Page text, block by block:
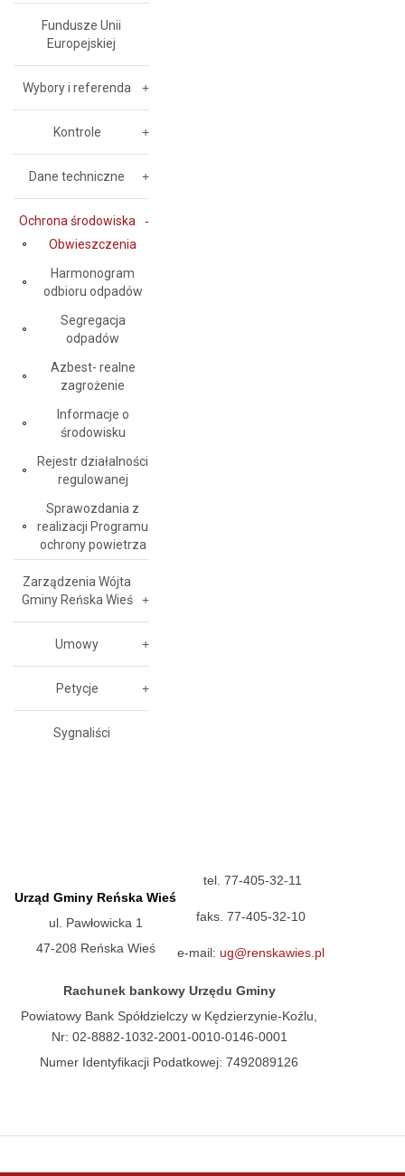
Fundusze Unii
Europejskiej
Wybory i referenda
Kontrole
Dane techniczne
Ochrona środowiska
Obwieszczenia
Harmonogram
odbioru odpadów
Segregacja
odpadów
Azbest- realne
zagrożenie
Informacje o
środowisku
Rejestr działalności
regulowanej
Sprawozdania z
realizacji Programu
ochrony powietrza
Zarządzenia Wójta
Gminy Reńska Wieś
Umowy
Petycje
Sygnaliści
Urząd Gminy Reńska Wieś
ul. Pawłowicka 1
47-208 Reńska Wieś
tel. 77-405-32-11
faks. 77-405-32-10
e-mail: ug@renskawies.pl
Rachunek bankowy Urzędu Gminy
Powiatowy Bank Spółdzielczy w Kędzierzynie-Koźlu,
Nr: 02-8882-1032-2001-0010-0146-0001
Numer Identyfikacji Podatkowej: 7492089126